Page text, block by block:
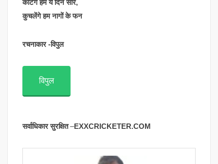
काटेंगे हम ये दिन सारे,
कुचलेंगे हम नागों के फन
रचनाकार -विपुल
विपुल
सर्वाधिकार सुरक्षित–EXXCRICKETER.COM